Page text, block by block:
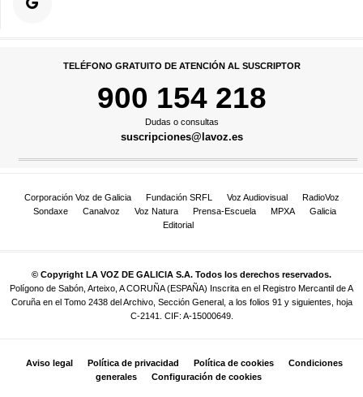
TELÉFONO GRATUITO DE ATENCIÓN AL SUSCRIPTOR
900 154 218
Dudas o consultas
suscripciones@lavoz.es
Corporación Voz de Galicia Fundación SRFL Voz Audiovisual
RadioVoz
Sondaxe
Canalvoz Voz Natura Prensa-Escuela MPXA
Galicia
Editorial
© Copyright LA VOZ DE GALICIA S.A. Todos los derechos reservados.
Polígono de Sabón, Arteixo, A CORUÑA (ESPAÑA) Inscrita en el Registro Mercantil de A
Coruña en el Tomo 2438 del Archivo, Sección General, a los folios 91 y siguientes, hoja
C-2141. CIF: A-15000649.
Aviso legal Política de privacidad Política de cookies
Condiciones
generales
Configuración de cookies